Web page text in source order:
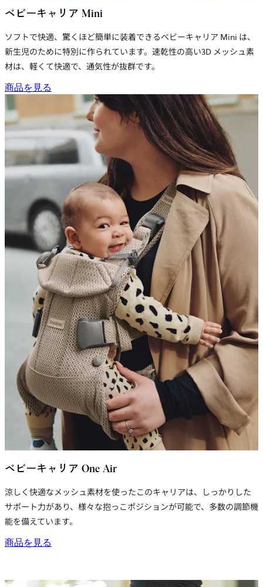
ベビーキャリア Mini
ソフトで快適、驚くほど簡単に装着できるベビーキャリア Mini は、
新生児のために特別に作られています。 速乾性の高い3D メッシュ素
材は、軽くて快適で、通気性が抜群です。
商品を見る
ベビーキャリア One Air
涼しく快適なメッシュ素材を使ったこのキャリアは、しっかりした
サポート力があり、様々な抱っこポジションが可能で、多数の調節機
能を備えています。
商品を見る